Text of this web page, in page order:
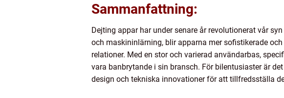
Sammanfattning:
Dejting appar har under senare år revolutionerat vår
och maskininlärning, blir apparna mer sofistikerade
relationer. Med en stor och varierad användarbas,
vara banbrytande i sin bransch. För bilentusiaster är
design och tekniska innovationer för att tillfredsställa